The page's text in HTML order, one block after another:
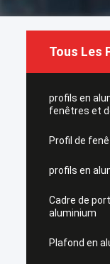
Tous Les
profils en
fenêtres et
Profil de
profils en
Cadre de
aluminium
Plafond en